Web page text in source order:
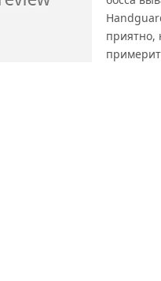
приятно,